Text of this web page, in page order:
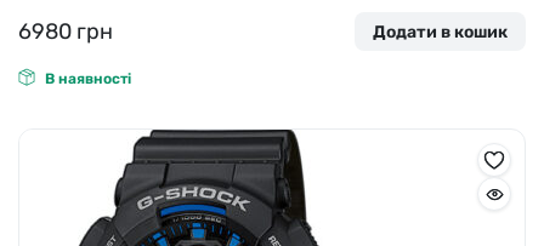
6980 грн Додати в кошик
В наявності